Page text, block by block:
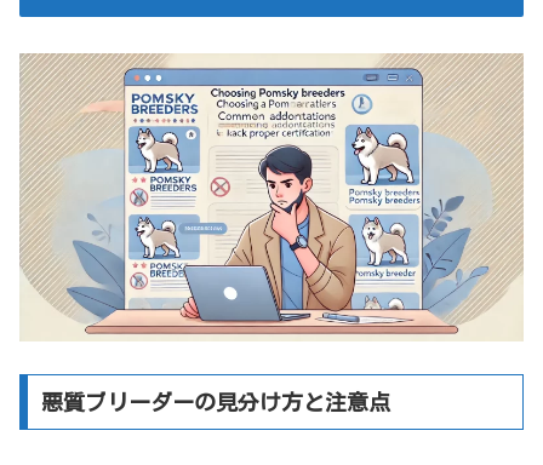
悪質ブリーダーの見分け方と注意点